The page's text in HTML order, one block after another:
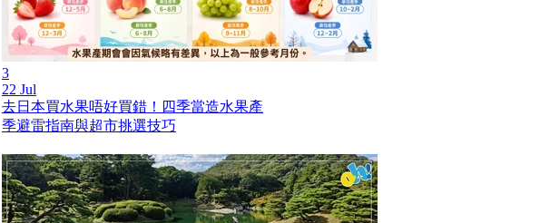
3
22 Jul
去日本買水果唔好買錯！四季當造水果產
季避雷指南與超市挑選技巧